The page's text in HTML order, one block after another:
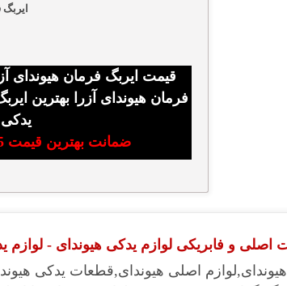
قیمت ایربگ فرمان هیوندای
فرمان هیوندای آزرا بهترین
یدکی
ضمانت بهترین قیمت
اصلی و فابریکی لوازم یدکی هیوندای - لوازم
اصلی هیوندای,قطعات یدکی